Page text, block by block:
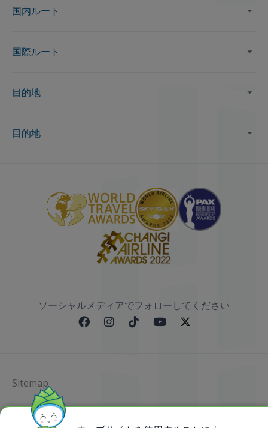
国内ルート
国際ルート
目的地
目的地
ソーシャルメディアでフォローしてください
Sitemap
@ 2023 Bamboo Airways Copyright. All Rights